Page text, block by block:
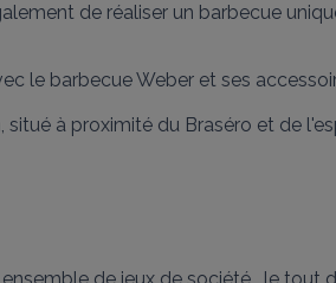
de réaliser un barbecue
le barbecue Weber et ses
à proximité du Braséro et de